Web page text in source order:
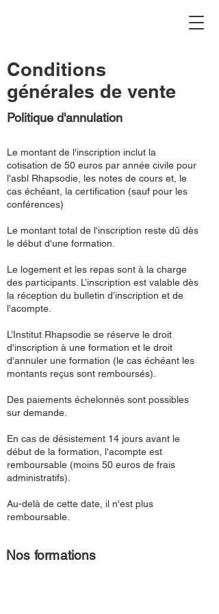
Conditions
générales de vente
Politique d'annulation
Le montant de l'inscription inclut la
cotisation de 50 euros par année civile pour
l'asbl Rhapsodie, les notes de cours et, le
cas échéant, la certification (sauf pour les
conférences)
Le montant total de l'inscription reste dû dès
le début d'une formation.
Le logement et les repas sont à la charge
des participants. L’inscription est valable dès
la réception du bulletin d’inscription et de
l’acompte.
L’Institut Rhapsodie se réserve le droit
d'inscription à une formation et le droit
d'annuler une formation (le cas échéant les
montants reçus sont remboursés).
Des paiements échelonnés sont possibles
sur demande.
En cas de désistement 14 jours avant le
début de la formation, l'acompte est
remboursable (moins 50 euros de frais
administratifs).
Au-delà de cette date, il n'est plus
remboursable.
Nos formations